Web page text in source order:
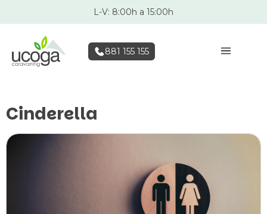
L-V: 8:00h a 15:00h
881 155 155
Cinderella